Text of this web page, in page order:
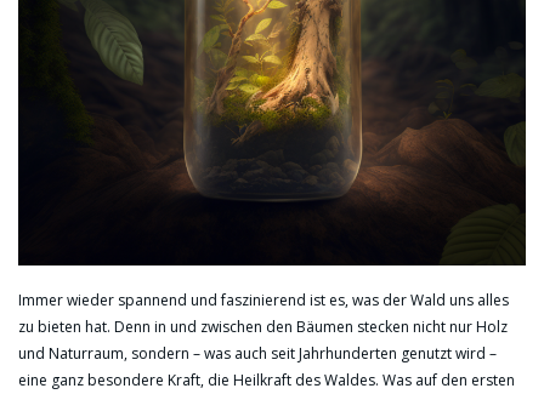
Immer wieder spannend und faszinierend ist es, was der Wald uns alles
zu bieten hat. Denn in und zwischen den Bäumen stecken nicht nur Holz
und Naturraum, sondern – was auch seit Jahrhunderten genutzt wird –
eine ganz besondere Kraft, die Heilkraft des Waldes. Was auf den ersten